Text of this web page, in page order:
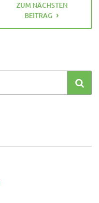
ZUM NÄCHSTEN
BEITRAG